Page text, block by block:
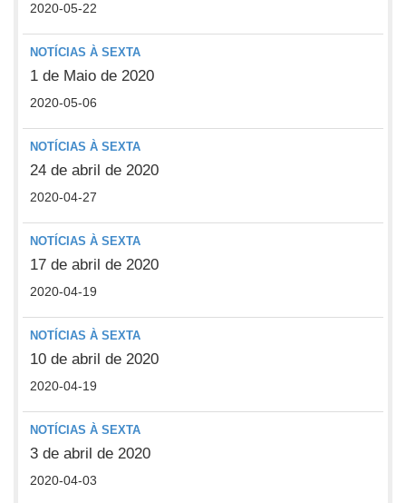
2020-05-22
NOTÍCIAS À SEXTA
1 de Maio de 2020
2020-05-06
NOTÍCIAS À SEXTA
24 de abril de 2020
2020-04-27
NOTÍCIAS À SEXTA
17 de abril de 2020
2020-04-19
NOTÍCIAS À SEXTA
10 de abril de 2020
2020-04-19
NOTÍCIAS À SEXTA
3 de abril de 2020
2020-04-03